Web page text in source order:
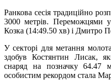
Ранкова сесія традиційно
3000 метрів. Переможцями
Козка (14:49.50 хв) і Дмитро
У секторі для метання
здобув Костянтин Лисак,
снаряд на позначку 64.47
особистим рекордом стала